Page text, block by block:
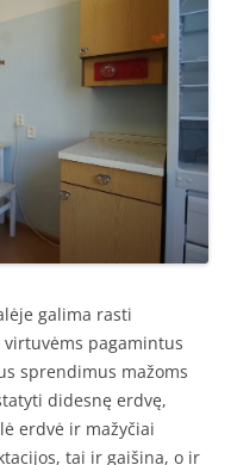
galima rasti
pagamintus
sprendimus mažoms
didesnę erdvę,
erdvė ir mažyčiai
tai ir gaišina, o ir